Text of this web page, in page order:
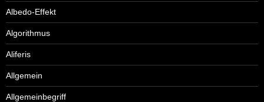
Albedo-Effekt
Algorithmus
Aliferis
Allgemein
Allgemeinbegriff